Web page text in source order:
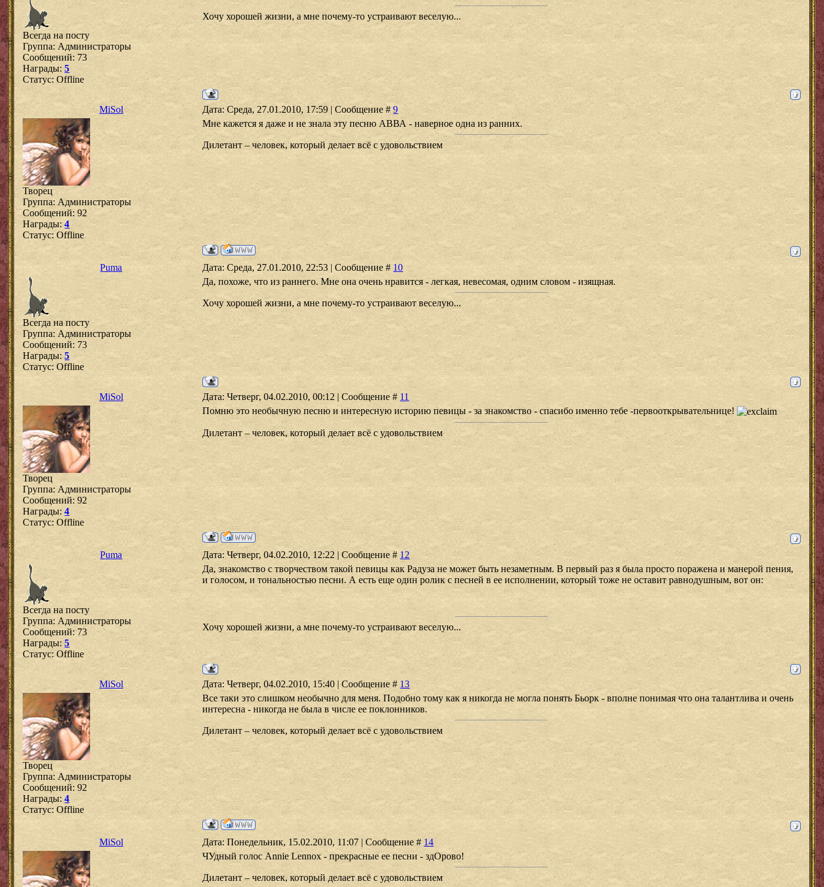
Всегда на посту
Группа: Администраторы
Сообщений: 73
Награды:5
Статус:Offline
Хочу хорошей жизни, а мне почему-то устраивают веселую...
MiSol Дата: Среда, 27.01.2010, 17:59 | Сообщение #9
Творец
Группа: Администраторы
Сообщений:92
Награды:4
Статус:Offline
Мне кажется я даже и не знала эту песню АВВА - наверное одна из ранних.
Дилетант – человек, который делает всё с удовольствием
Puma Дата: Среда, 27.01.2010, 22:53 | Сообщение # 10
Всегда на посту
Группа: Администраторы
Сообщений: 73
Награды:5
Статус:Offline
Да, похоже, что из раннего. Мне она очень нравится - легкая, невесомая, одним словом - изящная.
Хочу хорошей жизни, а мне почему-то устраивают веселую...
MiSol Дата: Четверг, 04.02.2010, 00:12 | Сообщение # 11
Творец
Группа: Администраторы
Сообщений:92
Награды:4
Статус:Offline
Помню это необычную песню и интересную историю певицы - за знакомство - спасибо именно тебе -первооткрывательнице!
Дилетант – человек, который делает всё с удовольствием
Puma Дата: Четверг, 04.02.2010, 12:22 | Сообщение # 12
Всегда на посту
Группа: Администраторы
Сообщений: 73
Награды:5
Статус:Offline
Да, знакомство с творчеством такой певицы как Радуза не может быть незаметным. В первый раз я была просто поражена и манерой пения,
и голосом, и тональностью песни. А есть еще один ролик с песней в ее исполнении, который тоже не оставит равнодушным, вот он:
Хочу хорошей жизни, а мне почему-то устраивают веселую...
MiSol Дата: Четверг, 04.02.2010, 15:40 | Сообщение # 13
Творец
Группа: Администраторы
Сообщений:92
Награды:4
Статус:Offline
Все таки это слишком необычно для меня. Подобно тому как я никогда не могла понять Бьорк - вполне понимая что она талантлива и очень
интересна - никогда не была в числе ее поклонников.
Дилетант – человек, который делает всё с удовольствием
MiSol Дата: Понедельник, 15.02.2010, 11:07 | Сообщение # 14
ЧУдный голос Annie Lennox - прекрасные ее песни - здОрово!
Дилетант – человек, который делает всё с удовольствием